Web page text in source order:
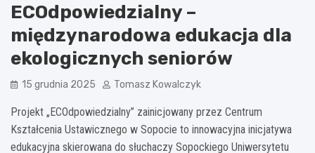
ECOdpowiedzialny –
międzynarodowa edukacja dla
ekologicznych seniorów
15 grudnia 2025 Tomasz Kowalczyk
Projekt „ECOdpowiedzialny” zainicjowany przez Centrum
Kształcenia Ustawicznego w Sopocie to innowacyjna inicjatywa
edukacyjna skierowana do słuchaczy Sopockiego Uniwersytetu